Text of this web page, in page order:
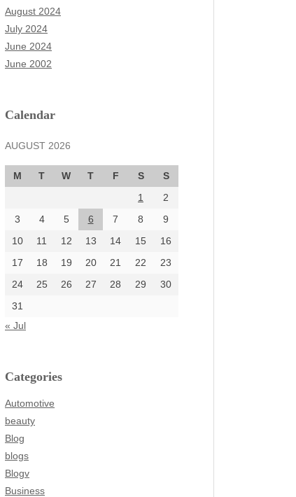
August 2024
July 2024
June 2024
June 2002
Calendar
AUGUST 2026
M T W T F S
S
1
2
3
4 5 6 7 8
9
10
11 12 13 14 15
16
17
18 19 20 21 22
23
24
25 26 27 28 29
30
31
« Jul
Categories
Automotive
beauty
Blog
blogs
Blogv
Business